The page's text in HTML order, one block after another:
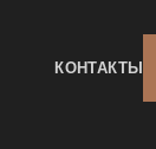
КОНТАКТЫ